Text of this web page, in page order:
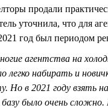
продали
уточнила, что для
год был периодом
агентства на
легко набирать и
Но в 2021 году взять
базу было очень